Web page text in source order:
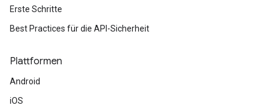
Erste Schritte
Best Practices für die API-Sicherheit
Plattformen
Android
iOS